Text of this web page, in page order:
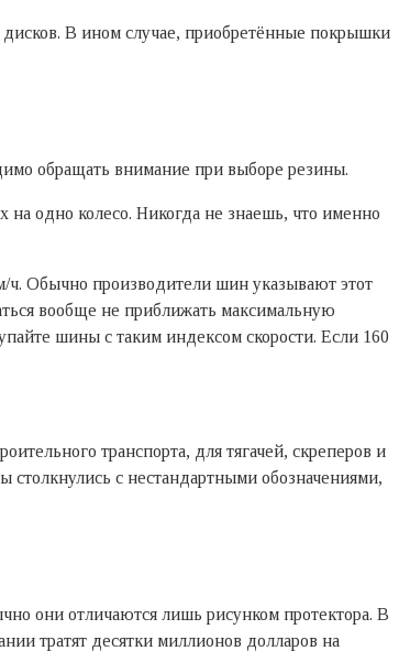
В ином случае, приобретённые покрышки
обращать внимание при выборе резины.
на одно колесо. Никогда не знаешь, что именно
ч. Обычно производители шин указывают этот
вообще не приближать максимальную
шины с таким индексом скорости. Если 160
транспорта, для тягачей, скреперов и
столкнулись с нестандартными обозначениями,
они отличаются лишь рисунком протектора. В
тратят десятки миллионов долларов на